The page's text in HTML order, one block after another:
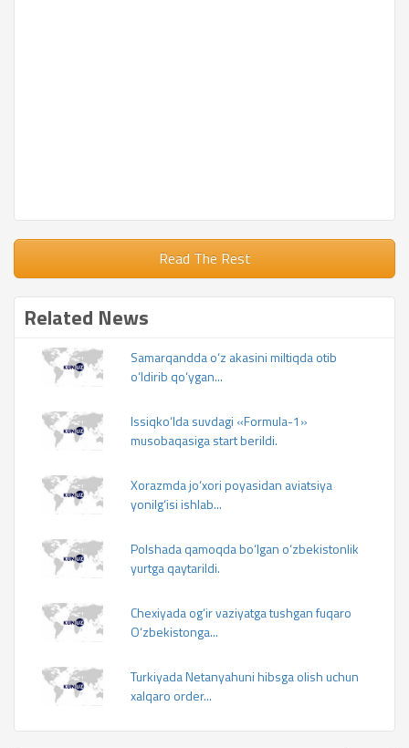
Read The Rest
Related News
Samarqandda o‘z akasini miltiqda otib
o‘ldirib qo‘ygan...
Issiqko‘lda suvdagi «Formula-1»
musobaqasiga start berildi.
Xorazmda jo‘xori poyasidan aviatsiya
yonilg‘isi ishlab...
Polshada qamoqda bo‘lgan o‘zbekistonlik
yurtga qaytarildi.
Chexiyada og‘ir vaziyatga tushgan fuqaro
O‘zbekistonga...
Turkiyada Netanyahuni hibsga olish uchun
xalqaro order...